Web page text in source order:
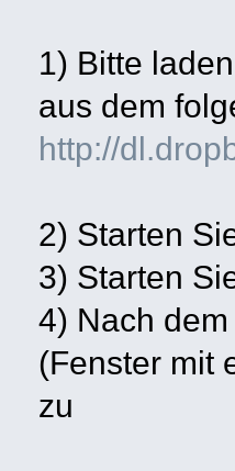
1) Bitte
aus dem
http://
2) Starten
3) Starten
4) Nach
(Fenster mit
zu